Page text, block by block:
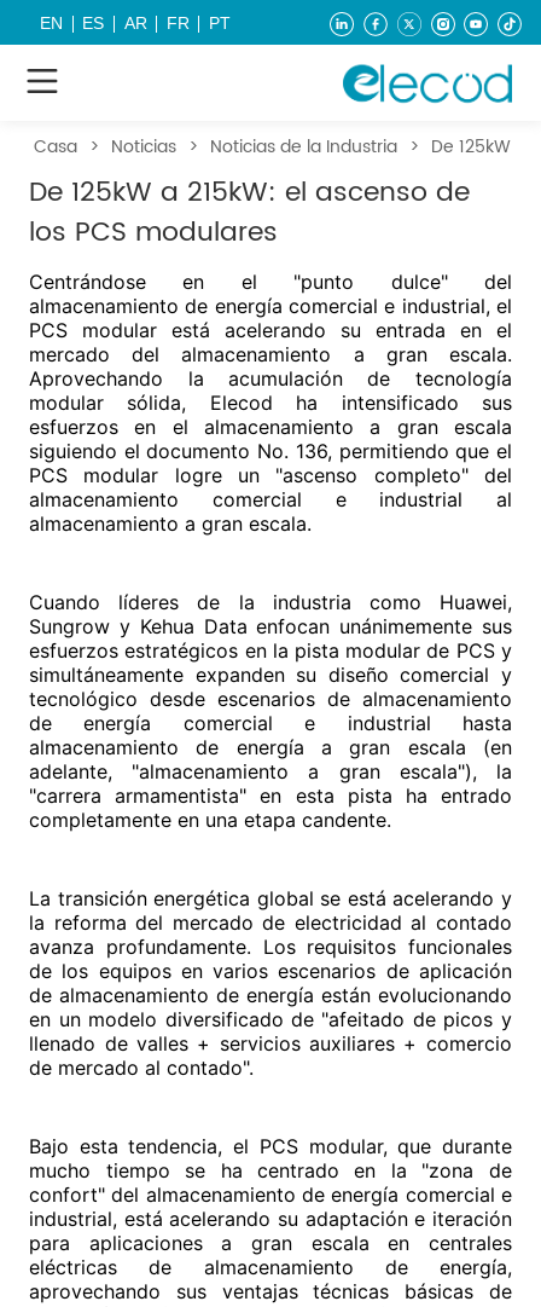
EN ES AR FR PT
Casa > Noticias > Noticias de la Industria > De 125kW a
De 125kW a 215kW: el ascenso de
los PCS modulares